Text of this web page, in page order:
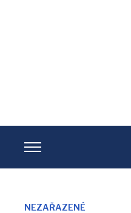
TOGGLE
SIDEBAR
NAVIGATION
NEZAŘAZENÉ